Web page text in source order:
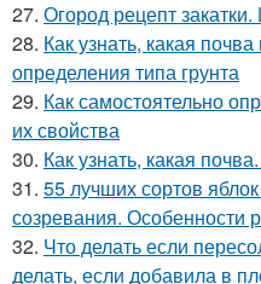
27. Огород рецепт закатки.
28. Как узнать, какая
определения типа грунта
29. Как самостоятельно
их свойства
30. Как узнать, какая
31. 55 лучших сортов
созревания. Особенности
32. Что делать если
делать, если добавила в